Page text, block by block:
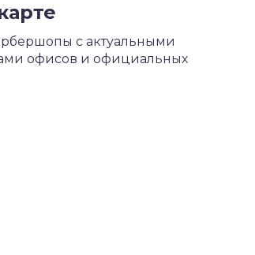
с актуальными
офисов и официальных